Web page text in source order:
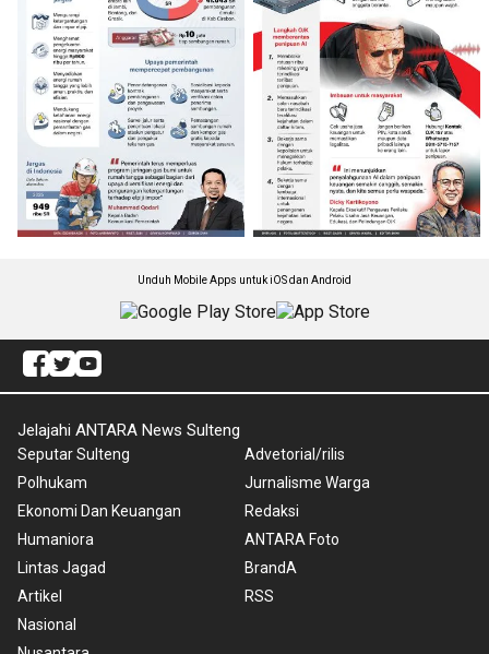
Unduh Mobile Apps untuk iOS dan Android
Jelajahi ANTARA News Sulteng
Seputar Sulteng
Polhukam
Ekonomi Dan Keuangan
Humaniora
Lintas Jagad
Artikel
Nasional
Advetorial/rilis
Jurnalisme Warga
Redaksi
ANTARA Foto
BrandA
RSS